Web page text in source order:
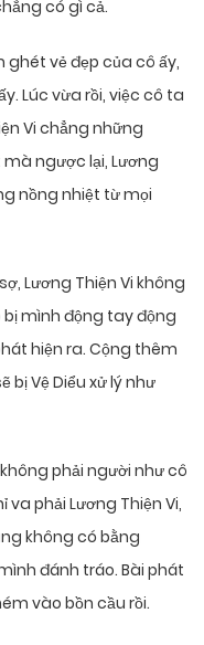
có gì cả.
vẻ đẹp của cô ấy,
Lúc vừa rồi, việc cô ta
Vi chẳng những
ngược lại, Lương
nồng nhiệt từ mọi
Lương Thiện Vi không
bị mình động tay động
hiện ra. Cộng thêm
bị Vệ Diểu xử lý như
phải người như cô
phải Lương Thiện Vi,
không có bằng
đánh tráo. Bài phát
vào bồn cầu rồi.